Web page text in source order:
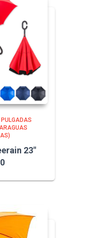
23″